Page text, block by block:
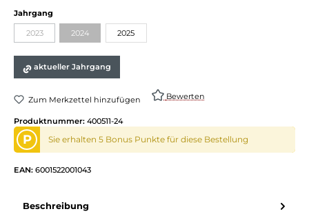
Jahrgang
2023 2024 2025
aktueller Jahrgang
Zum Merkzettel hinzufügen Bewerten
Produktnummer: 400511-24
P Sie erhalten 5 Bonus Punkte für diese Bestellung
EAN: 6001522001043
Beschreibung